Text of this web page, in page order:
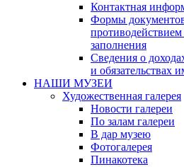
Контактная
Формы
заполнения
Сведения о
и обязательствах
НАШИ МУЗЕИ
Художественная галерея
Новости галереи
По залам галереи
В дар музею
Фотогалерея
Пинакотека